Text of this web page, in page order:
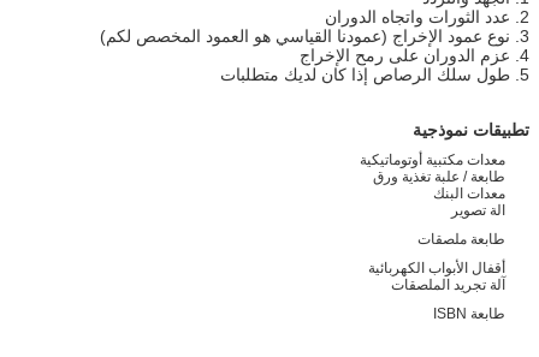
2. عدد الثورات واتجاه الدوران
3. نوع عمود الإخراج (عمودنا القياسي هو العمود المخصص لكم)
4. عزم الدوران على رمح الإخراج
5. طول سلك الرصاص إذا كان لديك متطلبات
تطبيقات نموذجية
معدات مكتبية أوتوماتيكية
طابعة / علبة تغذية ورق
معدات البنك
الة تصوير
طابعة ملصقات
أقفال الأبواب الكهربائية
آلة تجريد الملصقات
طابعة ISBN